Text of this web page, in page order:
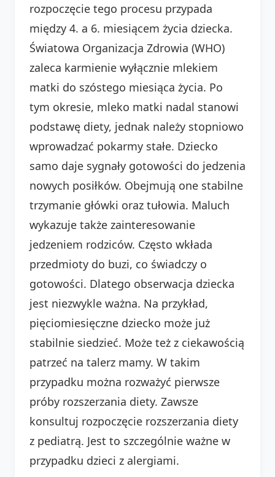
rozpoczęcie tego procesu przypada
między 4. a 6. miesiącem życia dziecka.
Światowa Organizacja Zdrowia (WHO)
zaleca karmienie wyłącznie mlekiem
matki do szóstego miesiąca życia. Po
tym okresie, mleko matki nadal stanowi
podstawę diety, jednak należy stopniowo
wprowadzać pokarmy stałe. Dziecko
samo daje sygnały gotowości do jedzenia
nowych posiłków. Obejmują one stabilne
trzymanie główki oraz tułowia. Maluch
wykazuje także zainteresowanie
jedzeniem rodziców. Często wkłada
przedmioty do buzi, co świadczy o
gotowości. Dlatego obserwacja dziecka
jest niezwykle ważna. Na przykład,
pięciomiesięczne dziecko może już
stabilnie siedzieć. Może też z ciekawością
patrzeć na talerz mamy. W takim
przypadku można rozważyć pierwsze
próby rozszerzania diety. Zawsze
konsultuj rozpoczęcie rozszerzania diety
z pediatrą. Jest to szczególnie ważne w
przypadku dzieci z alergiami.